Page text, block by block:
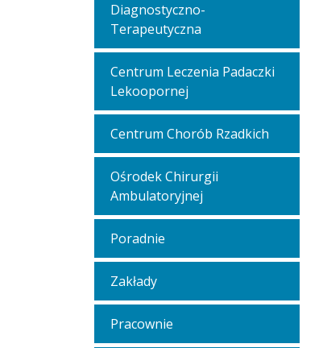
Diagnostyczno-
Terapeutyczna
Centrum Leczenia Padaczki
Lekoopornej
Centrum Chorób Rzadkich
Ośrodek Chirurgii
Ambulatoryjnej
Poradnie
Zakłady
Pracownie